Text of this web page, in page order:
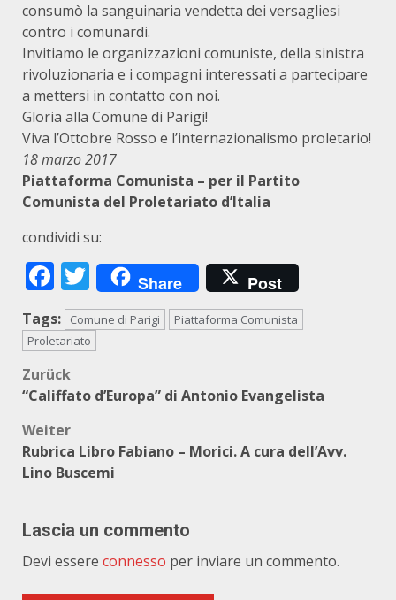
consumò la sanguinaria vendetta dei versagliesi
contro i comunardi.
Invitiamo le organizzazioni comuniste, della sinistra
rivoluzionaria e i compagni interessati a partecipare
a mettersi in contatto con noi.
Gloria alla Comune di Parigi!
Viva l’Ottobre Rosso e l’internazionalismo proletario!
18 marzo 2017
Piattaforma Comunista – per il Partito
Comunista del Proletariato d’Italia
condividi su:
Facebook
Twitter
Share Post
Tags: Comune di Parigi
Piattaforma Comunista
Proletariato
Beitragsnavigation
Zurück
“Califfato d’Europa” di Antonio Evangelista
Weiter
Rubrica Libro Fabiano – Morici. A cura dell’Avv.
Lino Buscemi
Lascia un commento
Devi essere connesso per inviare un commento.